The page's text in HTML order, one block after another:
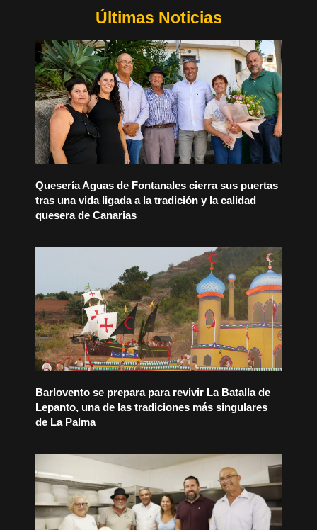
Últimas Noticias
Quesería Aguas de Fontanales cierra sus puertas
tras una vida ligada a la tradición y la calidad
quesera de Canarias
Barlovento se prepara para revivir La Batalla de
Lepanto, una de las tradiciones más singulares
de La Palma